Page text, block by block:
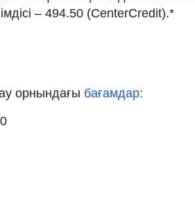
– 494.50 (CenterCredit).*
орнындағы бағамдар: